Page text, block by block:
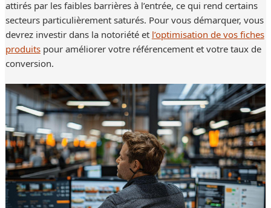
attirés par les faibles barrières à l’entrée, ce qui rend certains
secteurs particulièrement saturés. Pour vous démarquer, vous
devrez investir dans la notoriété etl’optimisation de vos fiches
produitspour améliorer votre référencement et votre taux de
conversion.